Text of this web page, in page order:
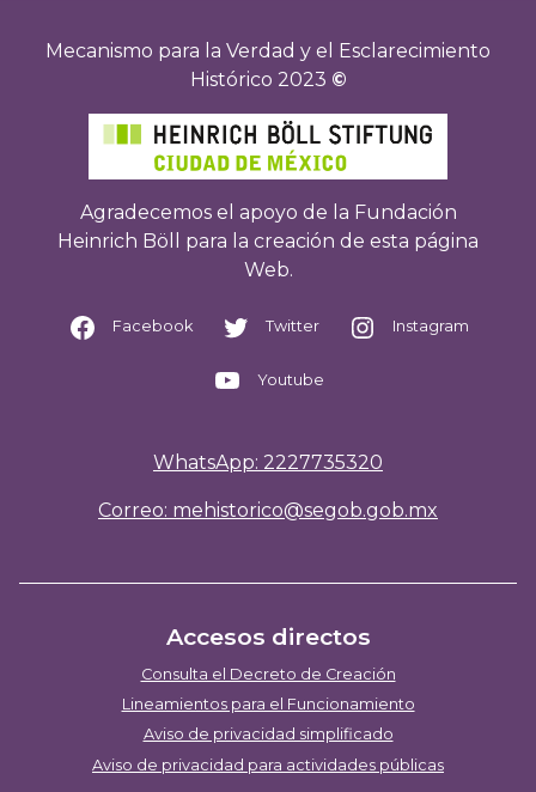
Mecanismo para la Verdad y el Esclarecimiento
Histórico 2023 ©
Agradecemos el apoyo de la Fundación
Heinrich Böll para la creación de esta página
Web.
Facebook Twitter Instagram
Youtube
WhatsApp: 2227735320
Correo: mehistorico@segob.gob.mx
Accesos directos
Consulta el Decreto de Creación
Lineamientos para el Funcionamiento
Aviso de privacidad simplificado
Aviso de privacidad para actividades públicas